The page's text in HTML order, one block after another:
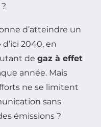
d’atteindre un
d’ici 2040, en
de gaz à effet
année. Mais
ne se limitent
sans
émissions ?